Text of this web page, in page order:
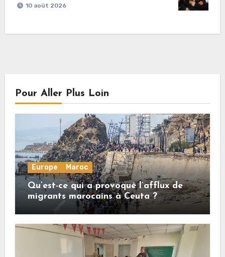
10 août 2026
Pour Aller Plus Loin
Europe Maroc
Qu’est-ce qui a provoqué l’afflux de
migrants marocains à Ceuta ?